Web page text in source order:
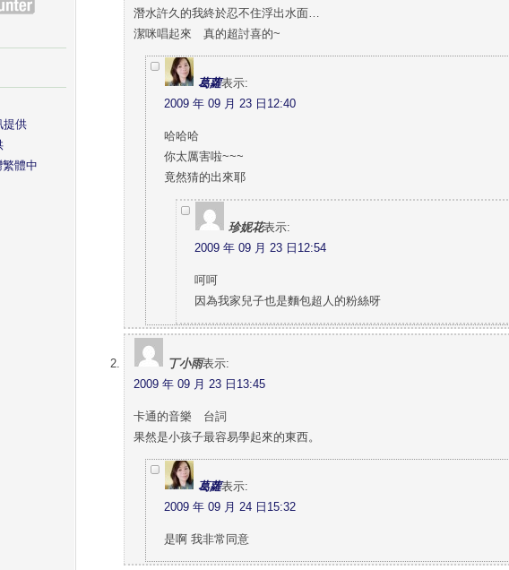
潛水許久的我終於忍不住浮出水面…
潔咪唱起來 真的超討喜的~
葛蘿表示:
2009 年 09 月 23 日12:40
哈哈哈
你太厲害啦~~~
竟然猜的出來耶
珍妮花表示:
2009 年 09 月 23 日12:54
呵呵
因為我家兒子也是麵包超人的粉絲呀
丁小雨表示:
2009 年 09 月 23 日13:45
卡通的音樂 台詞
果然是小孩子最容易學起來的東西。
葛蘿表示:
2009 年 09 月 24 日15:32
是啊 我非常同意
提供
體中